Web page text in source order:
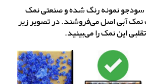
سودجو نمونه رنگ شده و صنعتی نمک
نمک آبی اصل می‌فروشند. در تصویر زیر
این نمک را می‌بینید.